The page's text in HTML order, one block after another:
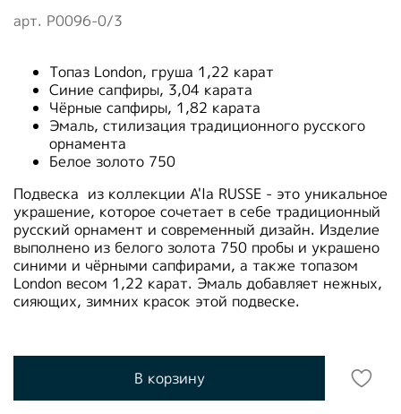
арт. P0096-0/3
Топаз London, груша 1,22 карат
Синие сапфиры, 3,04 карата
Чёрные сапфиры, 1,82 карата
Эмаль, стилизация традиционного русского
орнамента
Белое золото 750
Подвеска из коллекции A'la RUSSE - это уникальное
украшение, которое сочетает в себе традиционный
русский орнамент и современный дизайн. Изделие
выполнено из белого золота 750 пробы и украшено
синими и чёрными сапфирами, а также топазом
London весом 1,22 карат. Эмаль добавляет нежных,
сияющих, зимних красок этой подвеске.
В корзину